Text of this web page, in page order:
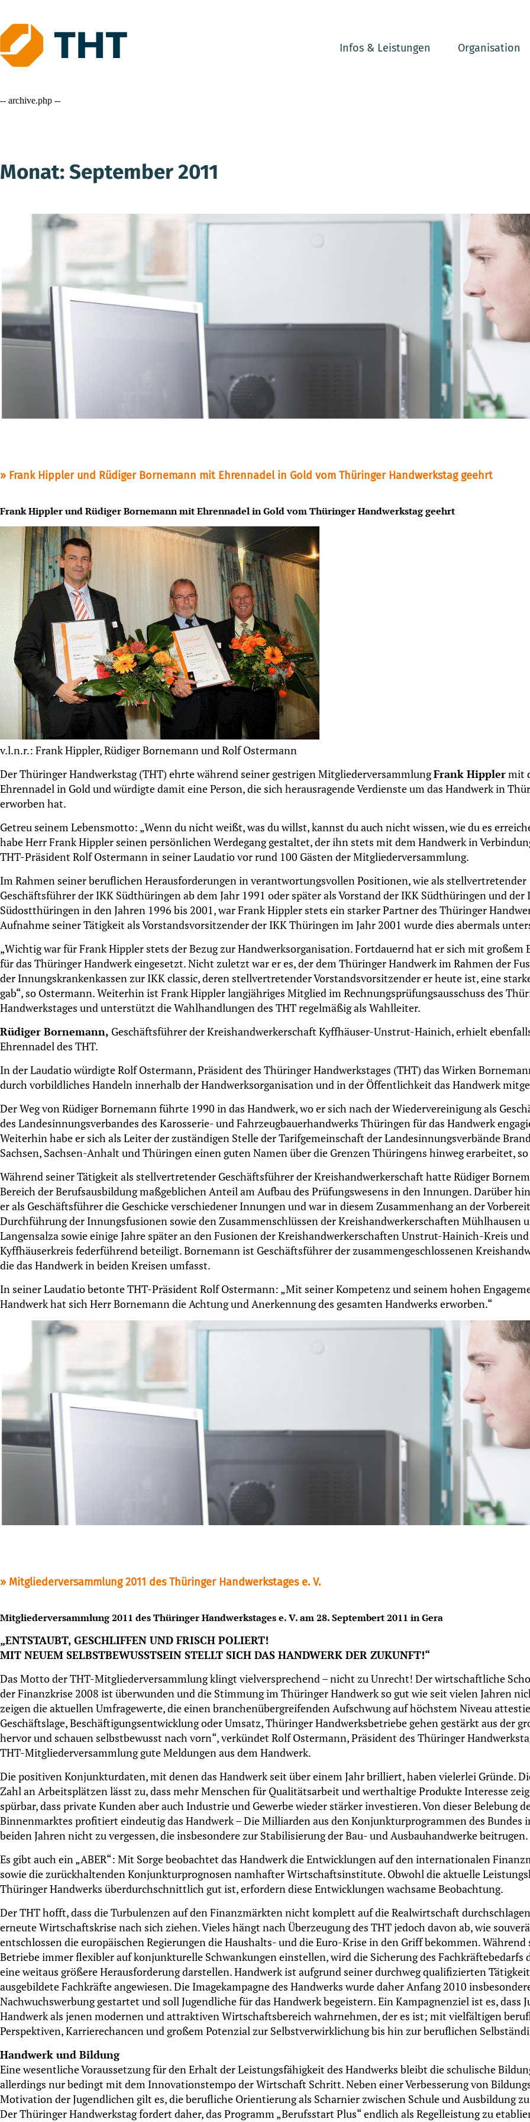
to
content
Infos & Leistungen Organisation
-- archive.php --
Monat:September 2011
Frank Hippler und Rüdiger Bornemann mit Ehrennadel in Gold vom Thüringer Handwerkstag geehrt
Frank Hippler und Rüdiger Bornemann mit Ehrennadel in Gold vom Thüringer Handwerkstag geehrt
v.l.n.r.: Frank Hippler, Rüdiger Bornemann und Rolf Ostermann
Der Thüringer Handwerkstag (THT) ehrte während seiner gestrigen MitgliederversammlungFrank Hipplermit
Ehrennadel in Gold und würdigte damit eine Person, die sich herausragende Verdienste um das Handwerk in
erworben hat.
Getreu seinem Lebensmotto: „Wenn du nicht weißt, was du willst, kannst du auch nicht wissen, wie du es
habe Herr Frank Hippler seinen persönlichen Werdegang gestaltet, der ihn stets mit dem Handwerk in
THT-Präsident Rolf Ostermann in seiner Laudatio vor rund 100 Gästen der Mitgliederversammlung.
Im Rahmen seiner beruflichen Herausforderungen in verantwortungsvollen Positionen, wie als stellvertretender
Geschäftsführer der IKK Südthüringen ab dem Jahr 1991 oder später als Vorstand der IKK Südthüringen und der
Südostthüringen in den Jahren 1996 bis 2001, war Frank Hippler stets ein starker Partner des Thüringer
Aufnahme seiner Tätigkeit als Vorstandsvorsitzender der IKK Thüringen im Jahr 2001 wurde dies abermals
„Wichtig war für Frank Hippler stets der Bezug zur Handwerksorganisation. Fortdauernd hat er sich mit großem
für das Thüringer Handwerk eingesetzt. Nicht zuletzt war er es, der dem Thüringer Handwerk im Rahmen der
der Innungskrankenkassen zur IKK classic, deren stellvertretender Vorstandsvorsitzender er heute ist, eine
gab“, so Ostermann. Weiterhin ist Frank Hippler langjähriges Mitglied im Rechnungsprüfungsausschuss des
Handwerkstages und unterstützt die Wahlhandlungen des THT regelmäßig als Wahlleiter.
Rüdiger Bornemann, Geschäftsführer der Kreishandwerkerschaft Kyffhäuser-Unstrut-Hainich, erhielt
Ehrennadel des THT.
In der Laudatio würdigte Rolf Ostermann, Präsident des Thüringer Handwerkstages (THT) das Wirken
durch vorbildliches Handeln innerhalb der Handwerksorganisation und in der Öffentlichkeit das Handwerk
Der Weg von Rüdiger Bornemann führte 1990 in das Handwerk, wo er sich nach der Wiedervereinigung als
des Landesinnungsverbandes des Karosserie- und Fahrzeugbauerhandwerks Thüringen für das Handwerk
Weiterhin habe er sich als Leiter der zuständigen Stelle der Tarifgemeinschaft der Landesinnungsverbände
Sachsen, Sachsen-Anhalt und Thüringen einen guten Namen über die Grenzen Thüringens hinweg erarbeitet,
Während seiner Tätigkeit als stellvertretender Geschäftsführer der Kreishandwerkerschaft hatte Rüdiger
Bereich der Berufsausbildung maßgeblichen Anteil am Aufbau des Prüfungswesens in den Innungen. Darüber
er als Geschäftsführer die Geschicke verschiedener Innungen und war in diesem Zusammenhang an der
Durchführung der Innungsfusionen sowie den Zusammenschlüssen der Kreishandwerkerschaften Mühlhausen
Langensalza sowie einige Jahre später an den Fusionen der Kreishandwerkerschaften Unstrut-Hainich-Kreis und
Kyffhäuserkreis federführend beteiligt. Bornemann ist Geschäftsführer der zusammengeschlossenen
die das Handwerk in beiden Kreisen umfasst.
In seiner Laudatio betonte THT-Präsident Rolf Ostermann: „Mit seiner Kompetenz und seinem hohen
Handwerk hat sich Herr Bornemann die Achtung und Anerkennung des gesamten Handwerks erworben.“
Mitgliederversammlung 2011 des Thüringer Handwerkstages e. V.
Mitgliederversammlung 2011 des Thüringer Handwerkstages e. V. am 28. Septembert 2011 in Gera
„ENTSTAUBT, GESCHLIFFEN UND FRISCH POLIERT!
MIT NEUEM SELBSTBEWUSSTSEIN STELLT SICH DAS HANDWERK DER ZUKUNFT!“
Das Motto der THT-Mitgliederversammlung klingt vielversprechend – nicht zu Unrecht! Der wirtschaftliche
der Finanzkrise 2008 ist überwunden und die Stimmung im Thüringer Handwerk so gut wie seit vielen Jahren
zeigen die aktuellen Umfragewerte, die einen branchenübergreifenden Aufschwung auf höchstem Niveau
Geschäftslage, Beschäftigungsentwicklung oder Umsatz, Thüringer Handwerksbetriebe gehen gestärkt aus der
hervor und schauen selbstbewusst nach vorn“, verkündet Rolf Ostermann, Präsident des Thüringer
THT-Mitgliederversammlung gute Meldungen aus dem Handwerk.
Die positiven Konjunkturdaten, mit denen das Handwerk seit über einem Jahr brilliert, haben vielerlei Gründe.
Zahl an Arbeitsplätzen lässt zu, dass mehr Menschen für Qualitätsarbeit und werthaltige Produkte Interesse
spürbar, dass private Kunden aber auch Industrie und Gewerbe wieder stärker investieren. Von dieser Belebung
Binnenmarktes profitiert eindeutig das Handwerk – Die Milliarden aus den Konjunkturprogrammen des Bundes
beiden Jahren nicht zu vergessen, die insbesondere zur Stabilisierung der Bau- und Ausbauhandwerke beitrugen.
Es gibt auch ein „ABER“: Mit Sorge beobachtet das Handwerk die Entwicklungen auf den internationalen
sowie die zurückhaltenden Konjunkturprognosen namhafter Wirtschaftsinstitute. Obwohl die aktuelle
Thüringer Handwerks überdurchschnittlich gut ist, erfordern diese Entwicklungen wachsame Beobachtung.
Der THT hofft, dass die Turbulenzen auf den Finanzmärkten nicht komplett auf die Realwirtschaft
erneute Wirtschaftskrise nach sich ziehen. Vieles hängt nach Überzeugung des THT jedoch davon ab, wie
entschlossen die europäischen Regierungen die Haushalts- und die Euro-Krise in den Griff bekommen. Während
Betriebe immer flexibler auf konjunkturelle Schwankungen einstellen, wird die Sicherung des Fachkräftebedarfs
eine weitaus größere Herausforderung darstellen. Handwerk ist aufgrund seiner durchweg qualifizierten
ausgebildete Fachkräfte angewiesen. Die Imagekampagne des Handwerks wurde daher Anfang 2010
Nachwuchswerbung gestartet und soll Jugendliche für das Handwerk begeistern. Ein Kampagnenziel ist es, dass
Handwerk als jenen modernen und attraktiven Wirtschaftsbereich wahrnehmen, der es ist; mit vielfältigen
Perspektiven, Karrierechancen und großem Potenzial zur Selbstverwirklichung bis hin zur beruflichen
Handwerk und Bildung
Eine wesentliche Voraussetzung für den Erhalt der Leistungsfähigkeit des Handwerks bleibt die schulische
allerdings nur bedingt mit dem Innovationstempo der Wirtschaft Schritt. Neben einer Verbesserung von
Motivation der Jugendlichen gilt es, die berufliche Orientierung als Scharnier zwischen Schule und Ausbildung
Der Thüringer Handwerkstag fordert daher, das Programm „Berufsstart Plus“ endlich als Regelleistung zu